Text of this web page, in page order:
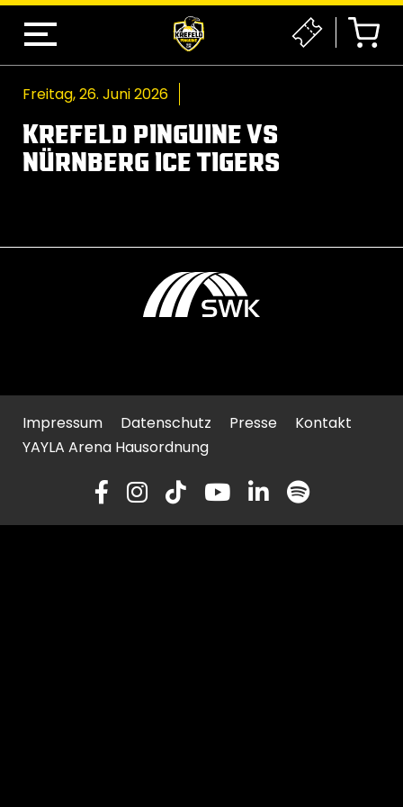
Freitag, 26. Juni 2026
KREFELD PINGUINE VS
NÜRNBERG ICE TIGERS
Impressum Datenschutz Presse
Kontakt
YAYLA Arena Hausordnung